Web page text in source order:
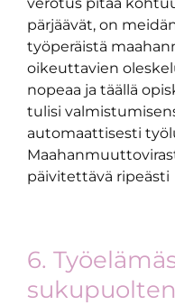
pärjäävät, on
työperäistä
oikeuttavien
nopeaa ja täällä
tulisi
automaattisesti
päivitettävä ripeästi
6.